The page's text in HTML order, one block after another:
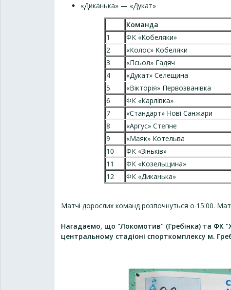
«Диканька» — «Дукат»
Команда
1
ФК «Кобеляки»
2
«Колос» Кобеляки
3
«Псьол» Гадяч
4
«Дукат» Селещина
5
«Вікторія» Первозванівка
6
ФК «Карлівка»
7
«Стандарт» Нові Санжари
8
«Аргус» Степне
9
«Маяк» Котельва
10
ФК «Зіньків»
11
ФК «Козельщина»
12
ФК «Диканька»
Матчі дорослих команд розпочнуться о 15:00.
Нагадаємо, що "Локомотив" (Гребінка) та ФК
центральному стадіоні спорткомплексу м.